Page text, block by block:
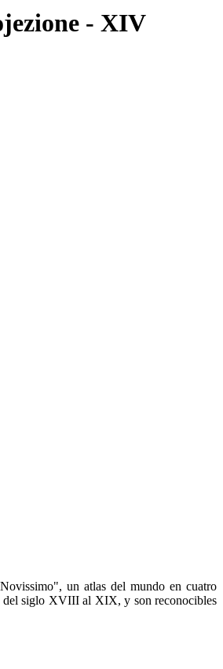
- XIV
un atlas del mundo en cuatro
del siglo XVIII al XIX, y son reconocibles